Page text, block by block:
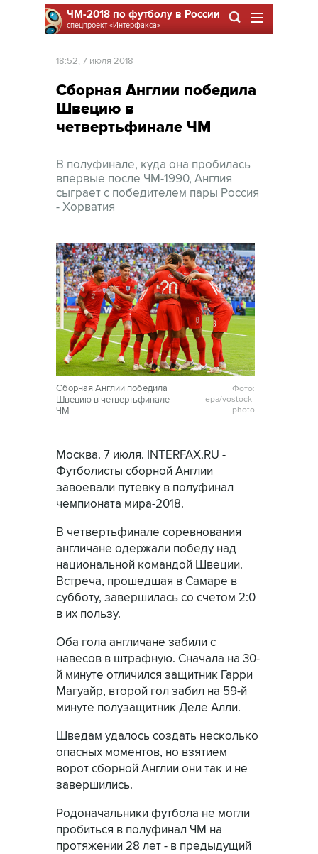
ЧМ-2018 по футболу в России
спецпроект«Интерфакса»
18:52, 7 июля 2018
Сборная Англии победила
Швецию в
четвертьфинале ЧМ
В полуфинале, куда она пробилась
впервые после ЧМ-1990, Англия
сыграет с победителем пары Россия
- Хорватия
Сборная Англии победила
Швецию в четвертьфинале
ЧМ
Фото:
epa/vostock-
photo
Москва. 7 июля. INTERFAX.RU -
Футболисты сборной Англии
завоевали путевку в полуфинал
чемпионата мира-2018.
В четвертьфинале соревнования
англичане одержали победу над
национальной командой Швеции.
Встреча, прошедшая в Самаре в
субботу, завершилась со счетом 2:0
в их пользу.
Оба гола англичане забили с
навесов в штрафную. Сначала на 30-
й минуте отличился защитник Гарри
Магуайр, второй гол забил на 59-й
минуте полузащитник Деле Алли.
Шведам удалось создать несколько
опасных моментов, но взятием
ворот сборной Англии они так и не
завершились.
Родоначальники футбола не могли
пробиться в полуфинал ЧМ на
протяжении 28 лет - в предыдущий